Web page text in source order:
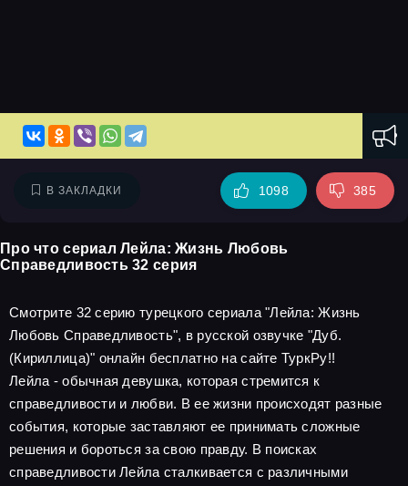
В ЗАКЛАДКИ 1098 385
Про что сериал Лейла: Жизнь Любовь
Справедливость 32 серия
Смотрите 32 серию турецкого сериала "Лейла: Жизнь
Любовь Справедливость", в русской озвучке "Дуб.
(Кириллица)" онлайн бесплатно на сайте ТуркРу!!
Лейла - обычная девушка, которая стремится к
справедливости и любви. В ее жизни происходят разные
события, которые заставляют ее принимать сложные
решения и бороться за свою правду. В поисках
справедливости Лейла сталкивается с различными